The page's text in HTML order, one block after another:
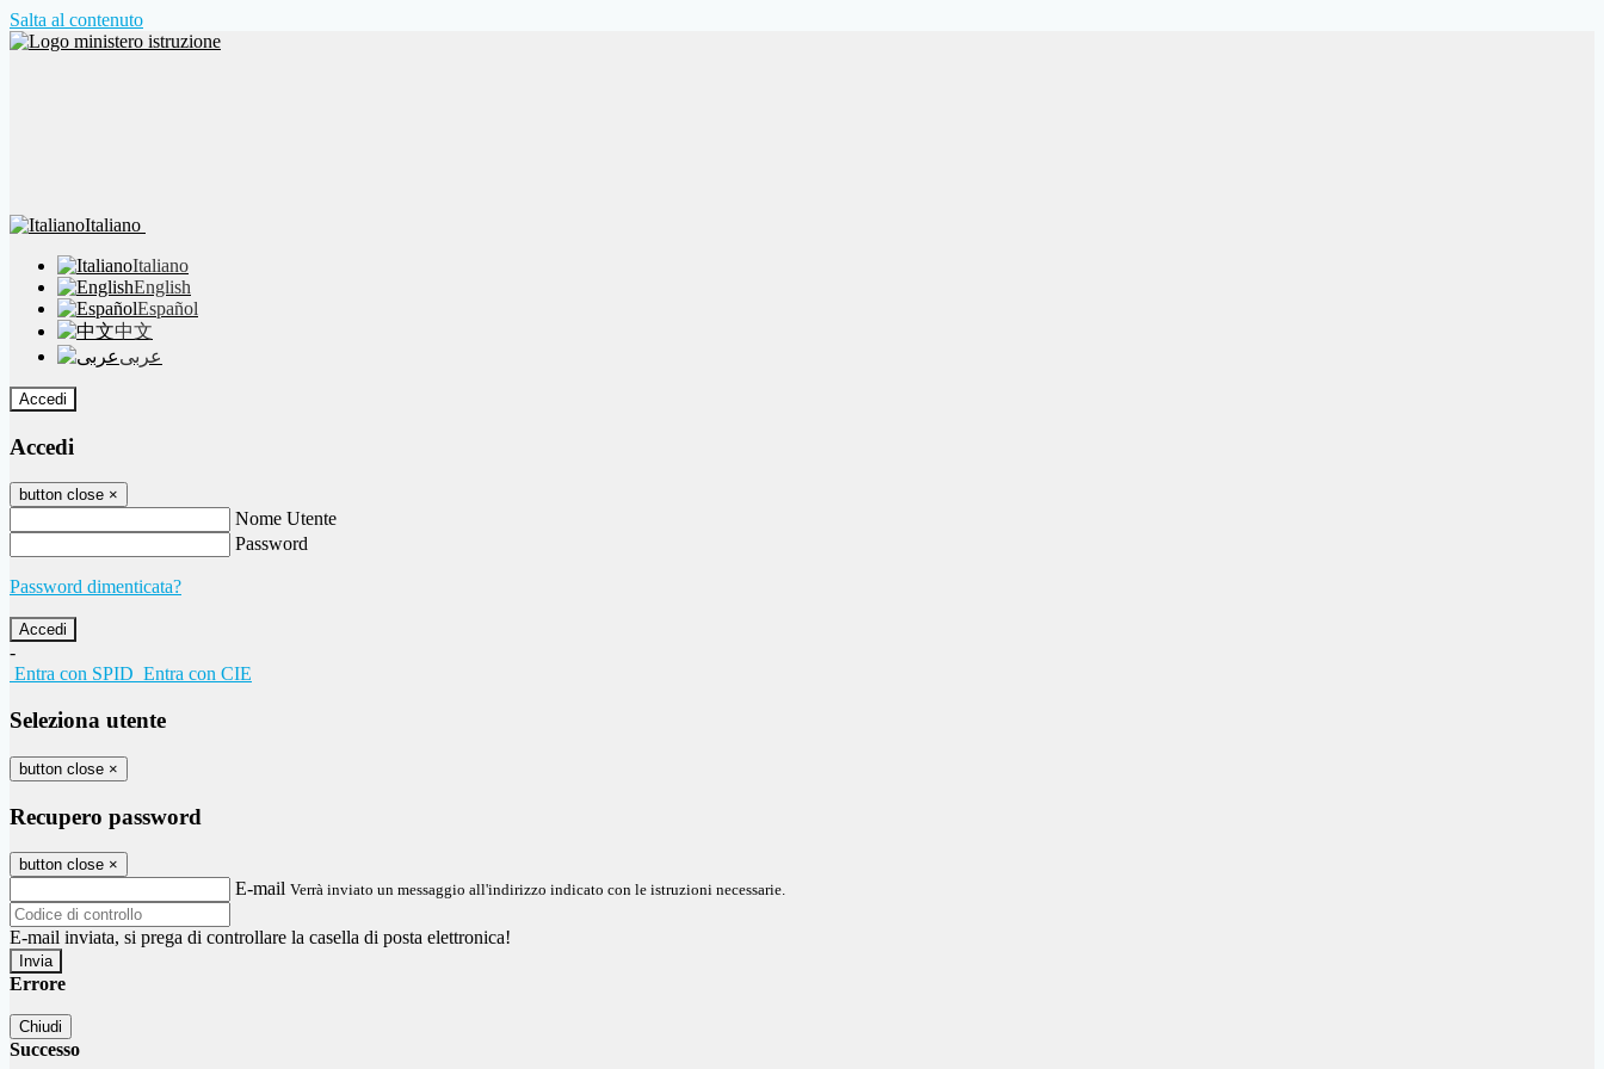
Salta al contenuto
Italiano
Italiano
English
Español
中文
عربى
Accedi
Accedi
button close ×
Nome Utente
Password
Password dimenticata?
-
Entra con SPID Entra con CIE
Seleziona utente
button close ×
Recupero password
button close ×
E-mail Verrà inviato un messaggio all'indirizzo indicato con le istruzioni necessarie.
E-mail inviata, si prega di controllare la casella di posta elettronica!
Errore
Chiudi
Successo